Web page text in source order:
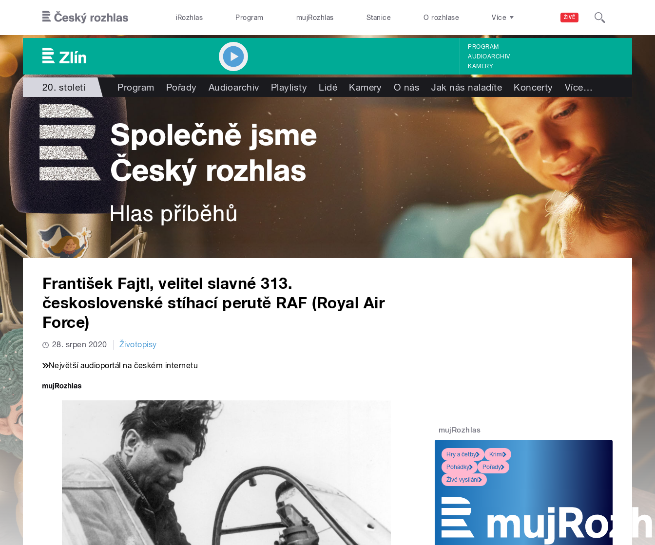
ŽIVĚ
iRozhlas Program mujRozhlas Stanice O rozhlase Více
PROGRAM
AUDIOARCHIV
KAMERY
20. století Program Pořady Audioarchiv Playlisty Lidé Kamery O nás Jak nás naladíte Koncerty Více…
František Fajtl, velitel slavné 313.
československé stíhací perutě RAF (Royal Air
Force)
28. srpen 2020 Životopisy
Největší audioportál na českém internetu
mujRozhlas
Hry a četby
Krimi
Pohádky
Pořady
Živé vysílání